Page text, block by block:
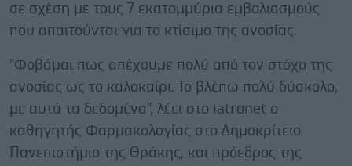
σε σχέση με τους 7 εκατομμύρια εμβολιασμούς
που απαιτούνται για το κτίσιμο της ανοσίας.
"Φοβάμαι πως απέχουμε πολύ από τον στόχο της
ανοσίας ως το καλοκαίρι. Το βλέπω πολύ δύσκολο,
με αυτά τα δεδομένα", λέει στο iatronet ο
καθηγητής Φαρμακολογίας στο Δημοκρίτειο
Πανεπιστήμιο της Θράκης, και πρόεδρος της